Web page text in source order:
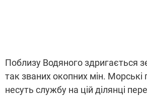
Поблизу Водяного здригається
так званих окопних мін. Морські
несуть службу на цій ділянці